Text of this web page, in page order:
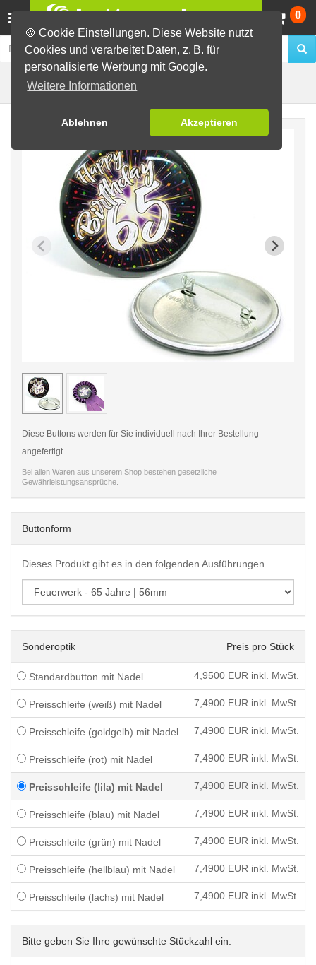
🍪 Cookie Einstellungen. Diese Website nutzt
Cookies und verarbeitet Daten, z. B. für
personalisierte Werbung mit Google.
Weitere Informationen
Ablehnen Akzeptieren
0
Fertig-Sortiment Geburtstage
< /picture>
Diese Buttons werden für Sie individuell nach Ihrer Bestellung
angefertigt.
Bei allen Waren aus unserem Shop bestehen gesetzliche
Gewährleistungsansprüche.
Buttonform
Dieses Produkt gibt es in den folgenden Ausführungen
Sonderoptik Preis pro Stück
Standardbutton mit Nadel 4,9500 EUR inkl. MwSt.
Preisschleife (weiß) mit Nadel 7,4900 EUR inkl. MwSt.
Preisschleife (goldgelb) mit Nadel 7,4900 EUR inkl. MwSt.
Preisschleife (rot) mit Nadel 7,4900 EUR inkl. MwSt.
Preisschleife (lila) mit Nadel 7,4900 EUR inkl. MwSt.
Preisschleife (blau) mit Nadel 7,4900 EUR inkl. MwSt.
Preisschleife (grün) mit Nadel 7,4900 EUR inkl. MwSt.
Preisschleife (hellblau) mit Nadel 7,4900 EUR inkl. MwSt.
Preisschleife (lachs) mit Nadel 7,4900 EUR inkl. MwSt.
Bitte geben Sie Ihre gewünschte Stückzahl ein: